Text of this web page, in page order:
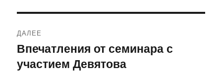
ДАЛЕЕ
Следующая
запись:
Впечатления от семинара с
участием Девятова